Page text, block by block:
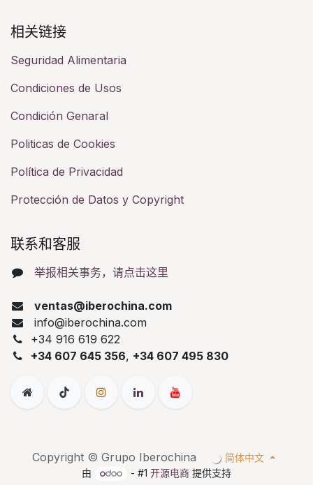
相关链接​
Seguridad Alimentaria
Condiciones de Usos
Condición Genaral
Politicas de Cookies
Política de Privacidad
Protección de Datos y Copyright
联系和客服​
举报相关事务，请点击这里
ventas@iberochina.com
info@iberochina.com
+34 916 619 622
+34 607 645 356, +34 607 495 830
Copyright © Grupo Iberochina
简体中文
由
- #1开源电商 提供支持